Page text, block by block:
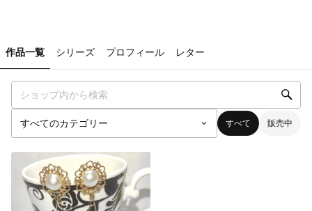
作品一覧 シリーズ プロフィール レター
すべて 販売中